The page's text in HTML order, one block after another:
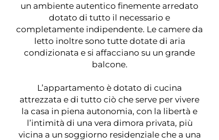
un ambiente autentico finemente arredato
dotato di tutto il necessario e
completamente indipendente. Le camere da
letto inoltre sono tutte dotate di aria
condizionata e si affacciano su un grande
balcone.
L’appartamento è dotato di cucina
attrezzata e di tutto ciò che serve per vivere
la casa in piena autonomia, con la libertà e
l’intimità di una vera dimora privata, più
vicina a un soggiorno residenziale che a una